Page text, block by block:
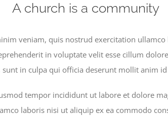
A church is a community
veniam, quis nostrud exercitation
in voluptate velit esse cillum
in culpa qui officia deserunt mollit anim
tempor incididunt ut labore et dolore
laboris nisi ut aliquip ex ea commodo